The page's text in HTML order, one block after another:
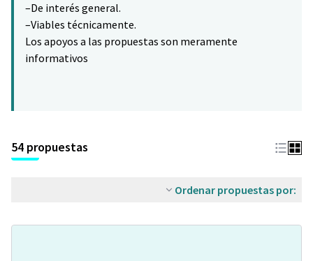
–De interés general.
–Viables técnicamente.
Los apoyos a las propuestas son meramente
informativos
54 propuestas
Ordenar propuestas por: